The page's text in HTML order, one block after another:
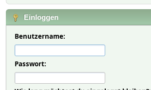
Einloggen
Benutzername:
Passwort: